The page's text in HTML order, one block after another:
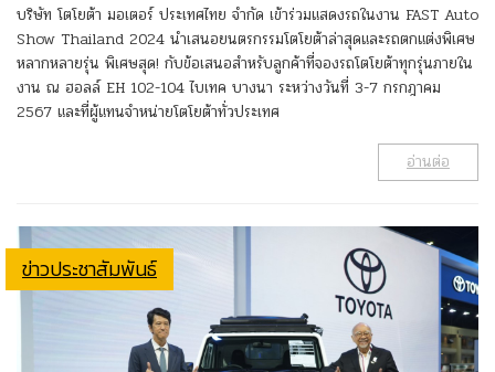
บริษัท โตโยต้า มอเตอร์ ประเทศไทย จำกัด เข้าร่วมแสดงรถในงาน FAST Auto
Show Thailand 2024 นำเสนอยนตรกรรมโตโยต้าล่าสุดและรถตกแต่งพิเศษ
หลากหลายรุ่น พิเศษสุด! กับข้อเสนอสำหรับลูกค้าที่จองรถโตโยต้าทุกรุ่นภายใน
งาน ณ ฮอลล์ EH 102-104 ไบเทค บางนา ระหว่างวันที่ 3-7 กรกฎาคม
2567 และที่ผู้แทนจำหน่ายโตโยต้าทั่วประเทศ
อ่านต่อ
ข่าวประชาสัมพันธ์